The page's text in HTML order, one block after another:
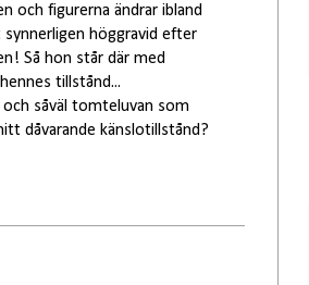
och figurerna ändrar ibland
synnerligen höggravid efter
Så hon står där med
tillstånd...
såväl tomteluvan som
dåvarande känslotillstånd?